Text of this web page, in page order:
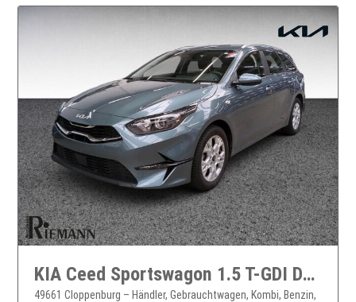
KIA Ceed Sportswagon 1.5 T-GDI DCT Vision + Komfort-Plus-Paket
49661 Cloppenburg – Händler, Gebrauchtwagen, Kombi, Benzin,